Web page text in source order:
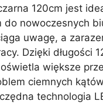
120cm jest
do nowoczesnych
uwagę, a
Dzięki długości
większe
ciemnych
technologia